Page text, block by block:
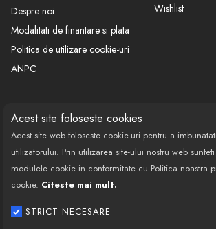
Acest site foloseste cookies
Acest site web foloseste cookie-uri pentru a
utilizatorului. Prin utilizarea site-ului nostru web
modulele cookie in conformitate cu Politica noastra
cookie. Citeste mai mult.
STRICT NECESARE
Despre noi
Modalitati de finantare si plata
Politica de utilizare cookie-uri
ANPC
Wishlist
CONTACT
Call Center: 0377 100 941
Program de lucru: Luni-Vineri
08:00 - 18:00
Email: contact@bestautovest.ro